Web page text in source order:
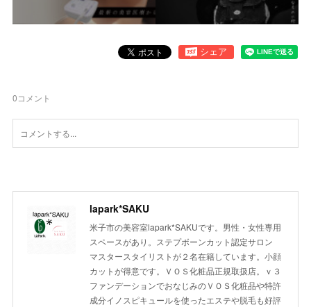
0コメント
lapark*SAKU
米子市の美容室lapark*SAKUです。男性・女性専用
スペースがあり。ステプボーンカット認定サロン
マスタースタイリストが２名在籍しています。小顔
カットが得意です。ＶＯＳ化粧品正規取扱店。ｖ３
ファンデーションでおなじみのＶＯＳ化粧品や特許
成分イノスピキュールを使ったエステや脱毛も好評